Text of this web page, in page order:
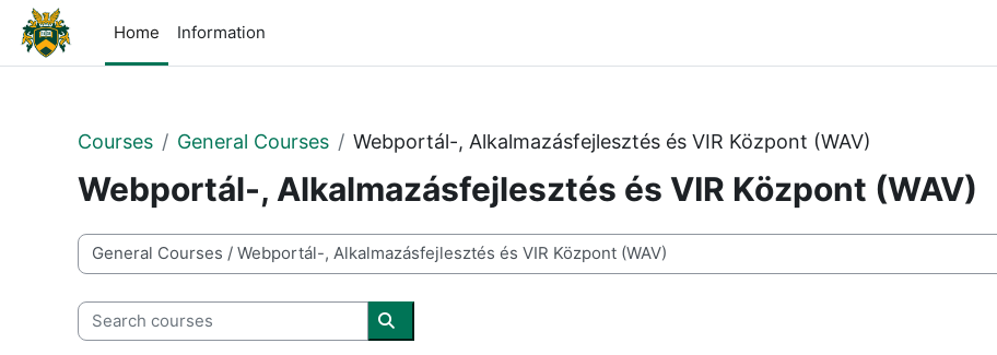
Skip to main content
Home
Information
Courses General Courses Webportál-, Alkalmazásfejlesztés és VIR Központ (WAV)
Webportál-, Alkalmazásfejlesztés és VIR Központ (WAV)
Course categories
Search courses
Search courses